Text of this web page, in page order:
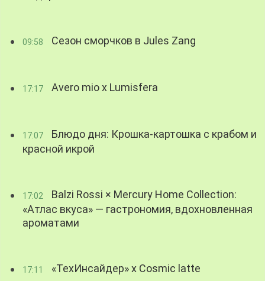
09:58 Сезон сморчков в Jules Zang
17:17 Avero mio x Lumisfera
17:07
Блюдо дня: Крошка-картошка с крабом и
красной икрой
17:02
Balzi Rossi × Mercury Home Collection:
«Атлас вкуса» — гастрономия, вдохновленная
ароматами
17:11 «ТехИнсайдер» х Cosmic latte